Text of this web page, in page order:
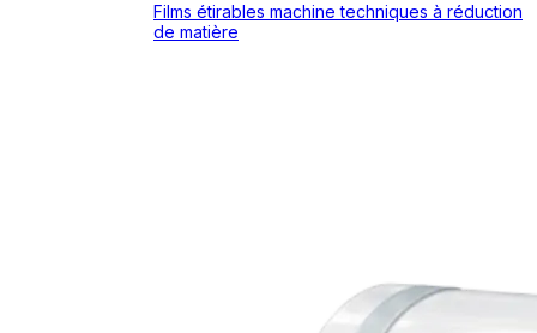
Films étirables machine techniques à réduction
de matière